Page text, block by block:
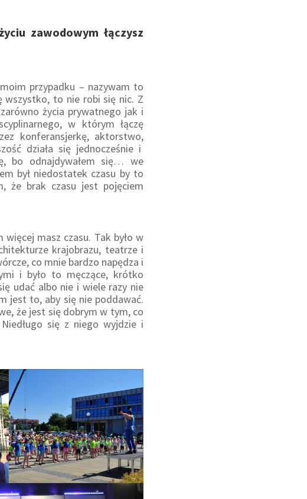
zawodowym łączysz
przypadku – nazywam to
wszystko, to nie robi się nic. Z
życia prywatnego jak i
w którym łączę
konferansjerkę, aktorstwo,
działa się jednocześnie i
bo odnajdywałem się… we
był niedostatek czasu by to
że brak czasu jest pojęciem
masz czasu. Tak było w
krajobrazu, teatrze i
co mnie bardzo napędza i
i było to męczące, krótko
udać albo nie i wiele razy nie
jest to, aby się nie poddawać.
że jest się dobrym w tym, co
się z niego wyjdzie i